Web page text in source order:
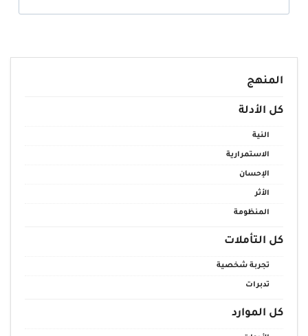
المنهج
كل الأدلة
النية
الاستمرارية
الإحسان
الأثر
المنظومة
كل التأملات
تجربة شخصية
تدبرات
كل الموارد